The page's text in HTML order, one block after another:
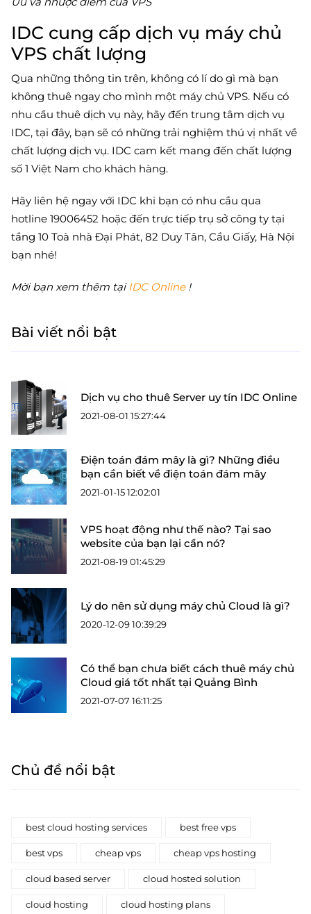
IDC cung cấp dịch vụ máy chủ
VPS chất lượng
Qua những thông tin trên, không có lí do gì mà bạn
không thuê ngay cho mình một máy chủ VPS. Nếu có
nhu cầu thuê dịch vụ này, hãy đến trung tâm dịch vụ
IDC, tại đây, bạn sẽ có những trải nghiệm thú vị nhất về
chất lượng dịch vụ. IDC cam kết mang đến chất lượng
số 1 Việt Nam cho khách hàng.
Hãy liên hệ ngay với IDC khi bạn có nhu cầu qua
hotline 19006452 hoặc đến trực tiếp trụ sở công ty tại
tầng 10 Toà nhà Đại Phát, 82 Duy Tân, Cầu Giấy, Hà Nội
bạn nhé!
Mời bạn xem thêm tạiIDC Online!
Bài viết nổi bật
Dịch vụ cho thuê Server uy tín IDC Online
2021-08-01 15:27:44
Điện toán đám mây là gì? Những điều
bạn cần biết về điện toán đám mây
2021-01-15 12:02:01
VPS hoạt động như thế nào? Tại sao
website của bạn lại cần nó?
2021-08-19 01:45:29
Lý do nên sử dụng máy chủ Cloud là gì?
2020-12-09 10:39:29
Có thể bạn chưa biết cách thuê máy chủ
Cloud giá tốt nhất tại Quảng Bình
2021-07-07 16:11:25
Chủ đề nổi bật
best cloud hosting services best free vps
best vps cheap vps cheap vps hosting
cloud based server cloud hosted solution
cloud hosting cloud hosting plans